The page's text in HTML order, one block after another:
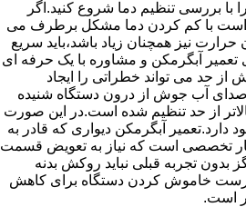
با بررسی تنظیم دما شروع کنید.اگر
است با کم کردن دما مشکل برطرف می
نیز همچنان زیاد باشد،باید سریع
تعمیر آبگرمکن و مشاوره با یک حرفه ای
حد می تواند خطراتی را ایجاد
آب جوش از درون دستگاه شنیده
از حد تنظیم شده است.در این صورت
دارد.تعمیر آبگرمکن دیواری که قادر به
تخصصی است که نیاز به تعویض قسمت
بدون تجربه قبلی نباید روکش بدنه
درست خاموش کردن دستگاه برای کاهش
است.